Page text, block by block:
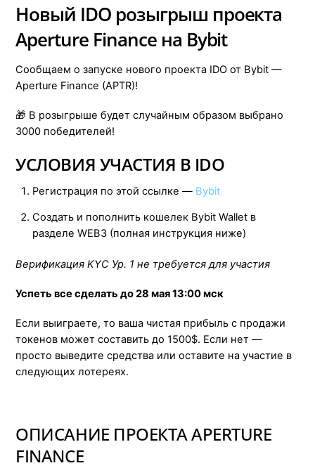
Новый IDO розыгрыш проекта
Aperture Finance на Bybit
Сообщаем о запуске нового проекта IDO от Bybit —
Aperture Finance (APTR)!
🎁 В розыгрыше будет случайным образом выбрано
3000 победителей!
УСЛОВИЯ УЧАСТИЯ В IDO
Регистрация по этой ссылке — Bybit
Создать и пополнить кошелек Bybit Wallet в
разделе WEB3 (полная инструкция ниже)
Верификация KYC Ур. 1 не требуется для участия
Успеть все сделать до 28 мая 13:00 мск
Если выиграете, то ваша чистая прибыль с продажи
токенов может составить до 1500$. Если нет —
просто выведите средства или оставите на участие в
следующих лотереях.
ОПИСАНИЕ ПРОЕКТА APERTURE
FINANCE